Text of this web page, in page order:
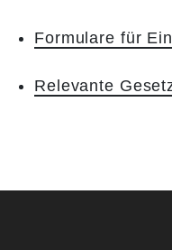
Formulare für
Relevante